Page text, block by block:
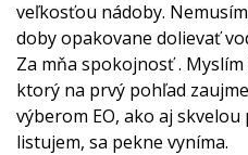
veľkosťou nádoby.
doby opakovane dolievať
Za mňa spokojnosť .
ktorý na prvý pohľad
výberom EO, ako aj
listujem, sa pekne vyníma.